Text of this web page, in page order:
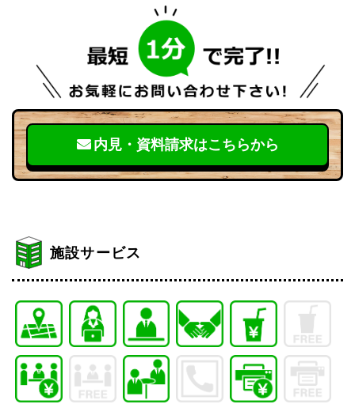
内見・資料請求はこちらから
施設サービス